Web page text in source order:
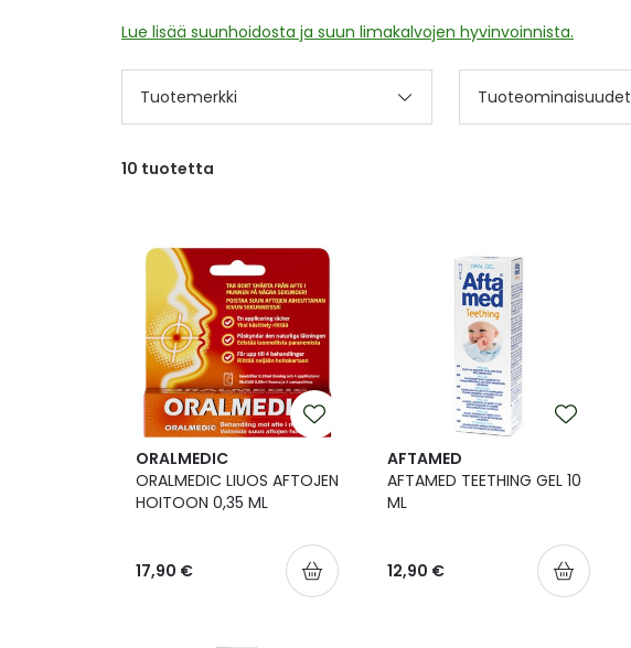
Lue lisää suunhoidosta ja suun limakalvojen hyvinvoinnista.
Tuotemerkki Tuoteominaisuudet
10 tuotetta
ORALMEDIC
ORALMEDIC LIUOS AFTOJEN
HOITOON 0,35 ML
17,90 €
AFTAMED
AFTAMED TEETHING GEL 10
ML
12,90 €